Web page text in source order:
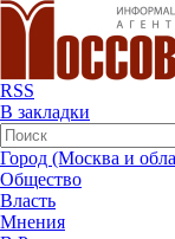
RSS
В закладки
Город (Москва и
Общество
Власть
Мнения